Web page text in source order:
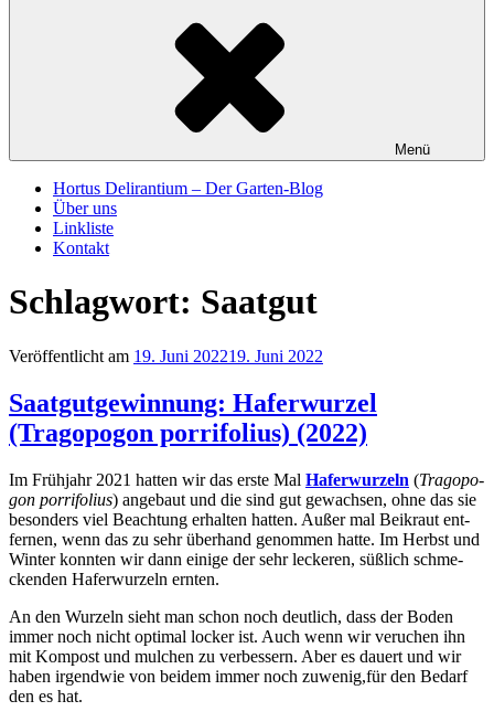
Menü
Hortus Delirantium – Der Garten-Blog
Über uns
Linkliste
Kontakt
Schlagwort: Saatgut
Veröffentlicht am 19. Juni 202219. Juni 2022
Saatgutgewinnung: Haferwurzel
(Tragopogon porrifolius) (2022)
Im Früh­jahr 2021 hat­ten wir das ers­te Mal Hafer­wur­zeln (Trag­o­po­
gon por­rif­o­li­us) ange­baut und die sind gut gewach­sen, ohne das sie
beson­ders viel Beach­tung erhal­ten hat­ten. Außer mal Bei­kraut ent­
fer­nen, wenn das zu sehr über­hand genom­men hat­te. Im Herbst und
Win­ter konn­ten wir dann eini­ge der sehr lecke­ren, süß­lich schme­
cken­den Hafer­wur­zeln ernten.
An den Wur­zeln sieht man schon noch deut­lich, dass der Boden
immer noch nicht opti­mal locker ist. Auch wenn wir veru­chen ihn
mit Kom­post und mul­chen zu ver­bes­sern. Aber es dau­ert und wir
haben irgend­wie von bei­dem immer noch zuwenig,für den Bedarf
den es hat.